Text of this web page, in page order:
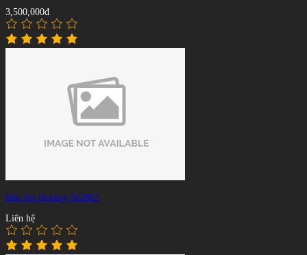
3,500,000đ
Bàn Air Hockey SGB02
Liên hệ